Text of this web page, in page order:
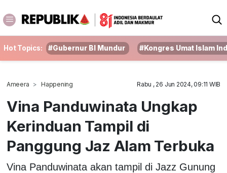
Hot Topics: #Gubernur BI Mundur #Kongres Umat Islam
Ameera Happening Rabu , 26 Jun 2024, 09:11 WIB
Vina Panduwinata Ungkap
Kerinduan Tampil di
Panggung Jaz Alam Terbuka
Vina Panduwinata akan tampil di Jazz Gunung